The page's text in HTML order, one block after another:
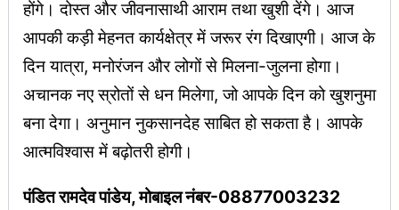
होंगे। दोस्त और जीवनासाथी आराम तथा खुशी देंगे। आज
आपकी कड़ी मेहनत कार्यक्षेत्र में जरूर रंग दिखाएगी। आज के
दिन यात्रा, मनोरंजन और लोगों से मिलना-जुलना होगा।
अचानक नए स्रोतों से धन मिलेगा, जो आपके दिन को खुशनुमा
बना देगा। अनुमान नुकसानदेह साबित हो सकता है। आपके
आत्मविश्वास में बढ़ोतरी होगी।
पंडित रामदेव पांडेय, मोबाइल नंबर-08877003232